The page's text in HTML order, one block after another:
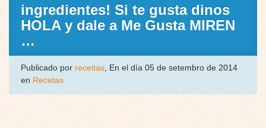
ingredientes! Si te gusta dinos
HOLA y dale a Me Gusta MIREN
…
Publicado por receitas, En el día 05 de setembro de 2014
en Recetas